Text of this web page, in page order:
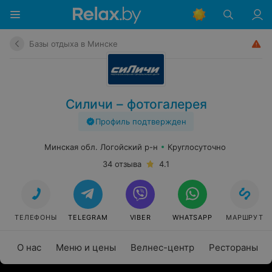
Базы отдыха в Минске
Силичи – фотогалерея
Профиль подтвержден
О нас Меню и цены Велнес-центр Рестораны
Минская обл. Логойский р-н
Круглосуточно
34 отзыва
4.1
ТЕЛЕФОНЫ TELEGRAM VIBER WHATSAPP МАРШРУТ